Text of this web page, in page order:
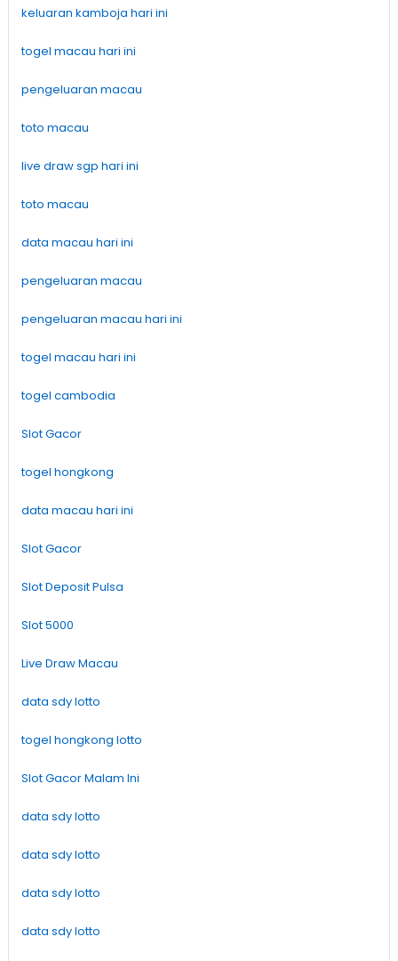
keluaran kamboja hari ini
togel macau hari ini
pengeluaran macau
toto macau
live draw sgp hari ini
toto macau
data macau hari ini
pengeluaran macau
pengeluaran macau hari ini
togel macau hari ini
togel cambodia
Slot Gacor
togel hongkong
data macau hari ini
Slot Gacor
Slot Deposit Pulsa
Slot 5000
Live Draw Macau
data sdy lotto
togel hongkong lotto
Slot Gacor Malam Ini
data sdy lotto
data sdy lotto
data sdy lotto
data sdy lotto